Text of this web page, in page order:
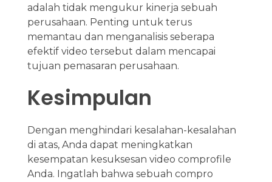
adalah tidak mengukur kinerja sebuah
perusahaan. Penting untuk terus
memantau dan menganalisis seberapa
efektif video tersebut dalam mencapai
tujuan pemasaran perusahaan.
Kesimpulan
Dengan menghindari kesalahan-kesalahan
di atas, Anda dapat meningkatkan
kesempatan kesuksesan video comprofile
Anda. Ingatlah bahwa sebuah compro